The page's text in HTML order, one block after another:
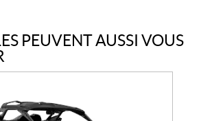
PEUVENT AUSSI VOUS